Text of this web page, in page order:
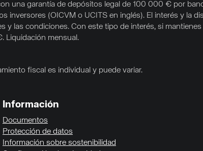
una garantía de depósitos legal de 100 000 € por
inversores (OICVM o UCITS en inglés). El interés y la
y las condiciones. Con este tipo de interés, si
Liquidación mensual.
fiscal es individual y puede variar.
Información
Documentos
Protección de datos
Información sobre sostenibilidad